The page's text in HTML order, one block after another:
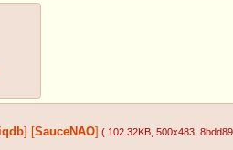
iqdb] [SauceNAO] ( 102.32KB , 500x483 ,